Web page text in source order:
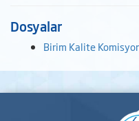
Dosyalar
Birim Kalite